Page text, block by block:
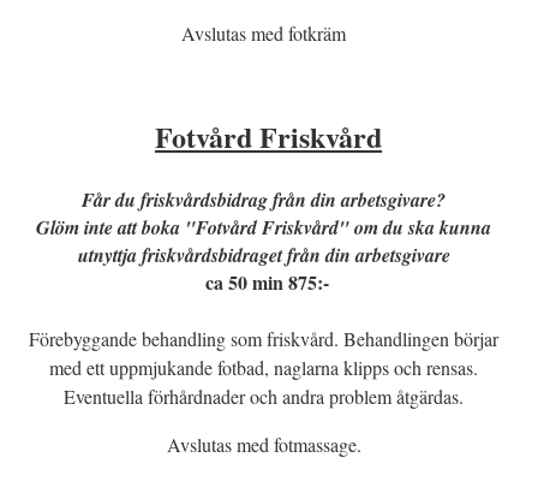
Avslutas med fotkräm
Fotvård Friskvård
Får du friskvårdsbidrag från din arbetsgivare?
Glöm inte att boka "Fotvård Friskvård" om du ska kunna
utnyttja friskvårdsbidraget från din arbetsgivare
ca 50 min 875:-
Förebyggande behandling som friskvård. Behandlingen börjar
med ett uppmjukande fotbad, naglarna klipps och rensas.
Eventuella förhårdnader och andra problem åtgärdas.
Avslutas med fotmassage.